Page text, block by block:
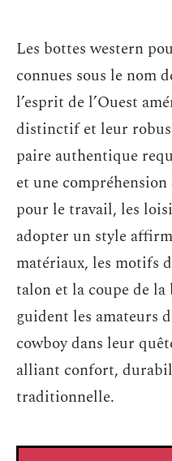
Les bottes western
connues sous le nom
l’esprit de l’Ouest
distinctif et leur
paire authentique
et une
pour le travail, les
adopter un style
matériaux, les motifs
talon et la coupe de la
guident les amateurs
cowboy dans leur
alliant confort,
traditionnelle.